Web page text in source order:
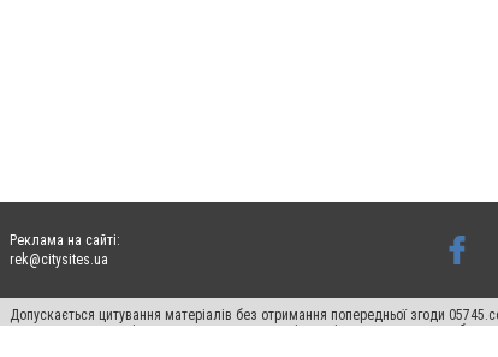
Реклама на сайті:
rek@citysites.ua
Допускається цитування матеріалів без отримання попередньої згоди
пошукових систем гіперпосилання на цитовані статті не нижче другого